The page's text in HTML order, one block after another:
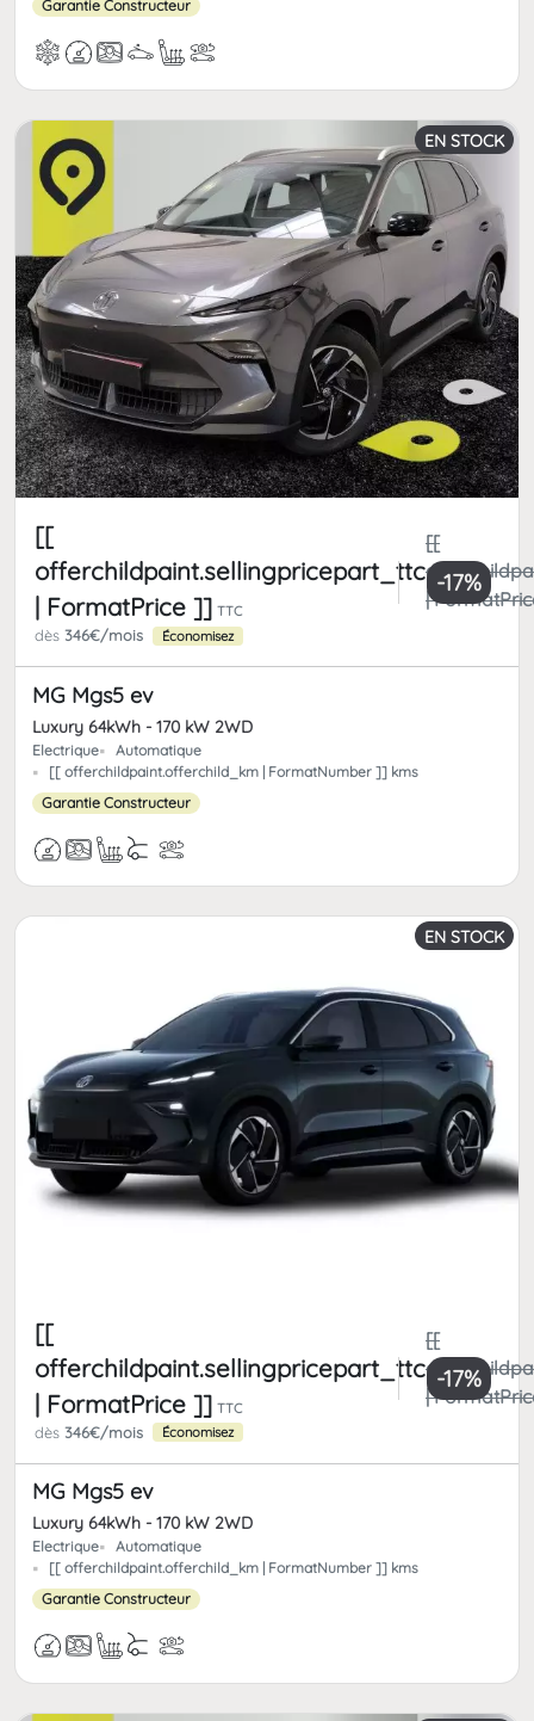
Garantie Constructeur
EN STOCK
[[
offerchildpaint.sellingpricepart_ttc
| FormatPrice ]] TTC
[[
|
dès 346€/mois Économisez
-17%
MG Mgs5 ev
Luxury 64kWh - 170 kW 2WD
Electrique
Automatique
[[ offerchildpaint.offerchild_km | FormatNumber ]] kms
Garantie Constructeur
EN STOCK
[[
offerchildpaint.sellingpricepart_ttc
| FormatPrice ]] TTC
[[
|
dès 346€/mois Économisez
-17%
MG Mgs5 ev
Luxury 64kWh - 170 kW 2WD
Electrique
Automatique
[[ offerchildpaint.offerchild_km | FormatNumber ]] kms
Garantie Constructeur